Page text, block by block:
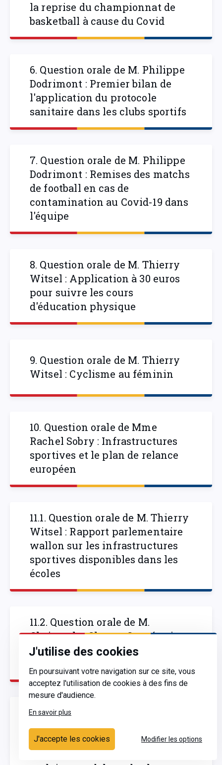
J'utilise des cookies
En poursuivant votre navigation sur ce site, vous
acceptez l'utilisation de cookies à des fins de
mesure d'audience.
En savoir plus
J'accepte les cookies Modifier les options
la reprise du championnat de
basketball à cause du Covid
6. Question orale de M. Philippe
Dodrimont : Premier bilan de
l'application du protocole
sanitaire dans les clubs sportifs
7. Question orale de M. Philippe
Dodrimont : Remises des matchs
de football en cas de
contamination au Covid-19 dans
l'équipe
8. Question orale de M. Thierry
Witsel : Application à 30 euros
pour suivre les cours
d'éducation physique
9. Question orale de M. Thierry
Witsel : Cyclisme au féminin
10. Question orale de Mme
Rachel Sobry : Infrastructures
sportives et le plan de relance
européen
11.1. Question orale de M. Thierry
Witsel : Rapport parlementaire
wallon sur les infrastructures
sportives disponibles dans les
écoles
11.2. Question orale de M.
Christophe Clersy : Coopération
avec la Wallonie en matière de
11.3. Question orale de M. Hervé
Cornillie : Rapport introductif
sur l'utilisation des
infrastructures sportives